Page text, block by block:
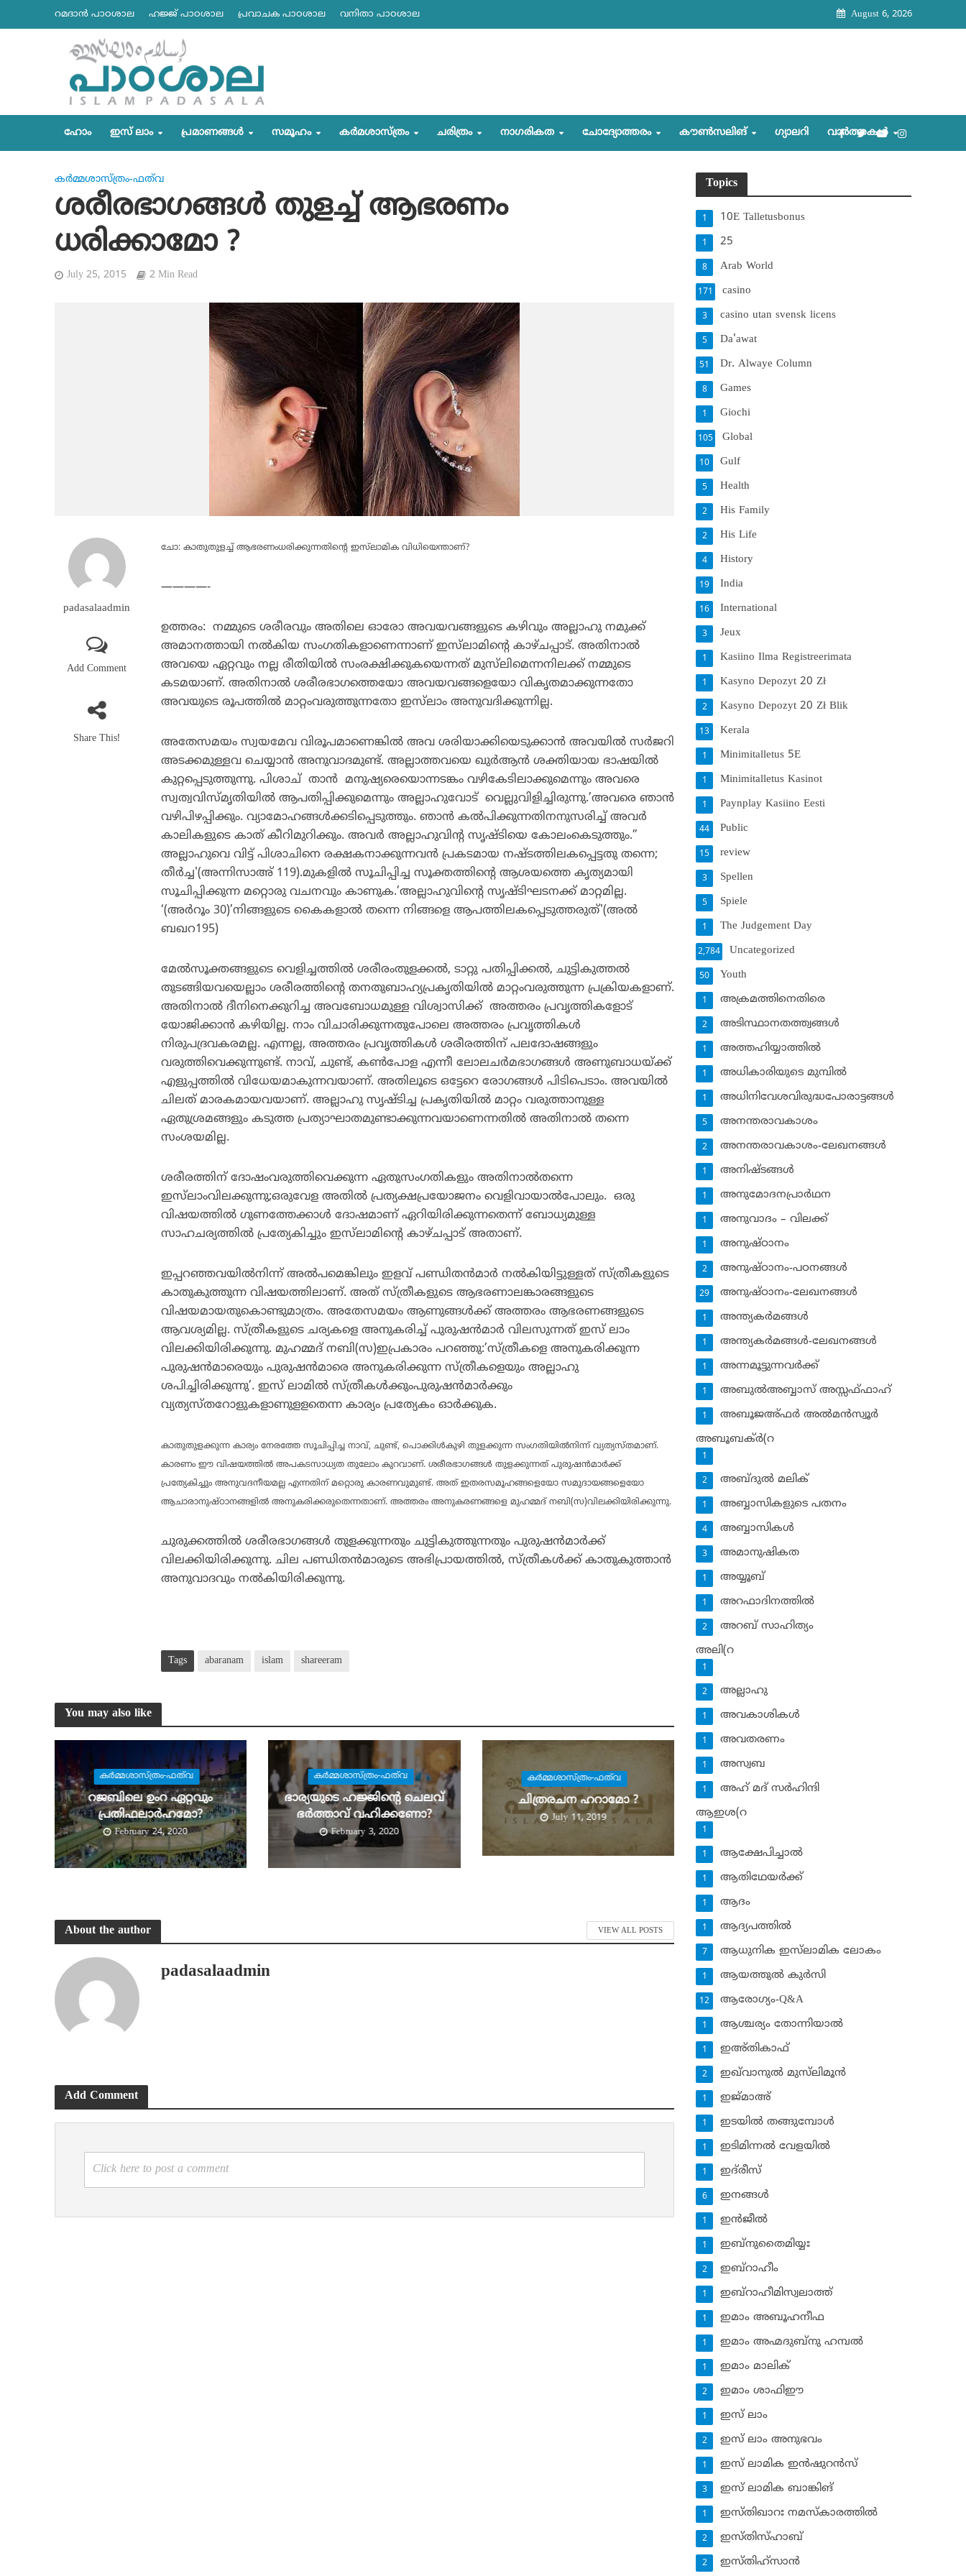
റമദാന്‍ പാഠശാല ഹജ്ജ് പാഠശാല പ്രവാചക പാഠശാല വനിതാ പാഠശാല August 6, 2026
ഹോം ഇസ് ലാം പ്രമാണങ്ങള്‍ സമൂഹം കര്‍മശാസ്ത്രം ചരിത്രം നാഗരികത ചോദ്യോത്തരം കൗണ്‍സലിങ്‌ ഗ്യാലറി വാര്‍ത്തകള്‍
കര്‍മ്മശാസ്ത്രം-ഫത്‌വ
ശരീരഭാഗങ്ങള്‍ തുളച്ച് ആഭരണം
ധരിക്കാമോ ?
July 25, 2015 2 Min Read
padasalaadmin
Add Comment
Share This!
ചോ: കാതുതുളച്ച് ആഭരണംധരിക്കുന്നതിന്റെ ഇസ്‌ലാമിക വിധിയെന്താണ്?
————-
ഉത്തരം: നമ്മുടെ ശരീരവും അതിലെ ഓരോ അവയവങ്ങളുടെ കഴിവും അല്ലാഹു നമുക്ക്
അമാനത്തായി നല്‍കിയ സംഗതികളാണെന്നാണ് ഇസ്‌ലാമിന്റെ കാഴ്ചപ്പാട്. അതിനാല്‍
അവയെ ഏറ്റവും നല്ല രീതിയില്‍ സംരക്ഷിക്കുകയെന്നത് മുസ്‌ലിമെന്നനിലക്ക് നമ്മുടെ
കടമയാണ്. അതിനാല്‍ ശരീരഭാഗത്തെയോ അവയവങ്ങളെയോ വികൃതമാക്കുന്നതോ
അവയുടെ രൂപത്തില്‍ മാറ്റംവരുത്തുന്നതോ ഇസ്‌ലാം അനുവദിക്കുന്നില്ല.
അതേസമയം സ്വയമേവ വിരൂപമാണെങ്കില്‍ അവ ശരിയാക്കിയെടുക്കാന്‍ അവയില്‍ സര്‍ജറി
അടക്കമുള്ളവ ചെയ്യാന്‍ അനുവാദമുണ്ട്. അല്ലാത്തവയെ ഖുര്‍ആന്‍ ശക്തിയായ ഭാഷയില്‍
കുറ്റപ്പെടുത്തുന്നു. പിശാച് താന്‍ മനുഷ്യരെയൊന്നടങ്കം വഴികേടിലാക്കുമെന്നും അവരെ
സ്വത്വവിസ്മൃതിയില്‍ ആപതിപ്പിക്കുമെന്നും അല്ലാഹുവോട് വെല്ലുവിളിച്ചിരുന്നു.’അവരെ ഞാന്‍
വഴിപിഴപ്പിക്കും. വ്യാമോഹങ്ങള്‍ക്കടിപ്പെടുത്തും. ഞാന്‍ കല്‍പിക്കുന്നതിനനുസരിച്ച് അവര്‍
കാലികളുടെ കാത് കീറിമുറിക്കും. അവര്‍ അല്ലാഹുവിന്റ സൃഷ്ടിയെ കോലംകെടുത്തും.”
അല്ലാഹുവെ വിട്ട് പിശാചിനെ രക്ഷകനാക്കുന്നവന്‍ പ്രകടമായ നഷ്ടത്തിലകപ്പെട്ടതു തന്നെ;
തീര്‍ച്ച'(അന്നിസാഅ് 119).മുകളില്‍ സൂചിപ്പിച്ച സൂക്തത്തിന്റെ ആശയത്തെ കൃത്യമായി
സൂചിപ്പിക്കുന്ന മറ്റൊരു വചനവും കാണുക.’അല്ലാഹുവിന്റെ സൃഷ്ടിഘടനക്ക് മാറ്റമില്ല.
‘(അര്‍റൂം 30)’നിങ്ങളുടെ കൈകളാല്‍ തന്നെ നിങ്ങളെ ആപത്തിലകപ്പെടുത്തരുത്'(അല്‍
ബഖറ195)
മേല്‍സൂക്തങ്ങളുടെ വെളിച്ചത്തില്‍ ശരീരംതുളക്കല്‍, ടാറ്റു പതിപ്പിക്കല്‍, ചുട്ടികുത്തല്‍
തുടങ്ങിയവയെല്ലാം ശരീരത്തിന്റെ തനതുബാഹ്യപ്രകൃതിയില്‍ മാറ്റംവരുത്തുന്ന പ്രക്രിയകളാണ്.
അതിനാല്‍ ദീനിനെക്കുറിച്ച അവബോധമുള്ള വിശ്വാസിക്ക് അത്തരം പ്രവൃത്തികളോട്
യോജിക്കാന്‍ കഴിയില്ല. നാം വിചാരിക്കുന്നതുപോലെ അത്തരം പ്രവൃത്തികള്‍
നിരുപദ്രവകരമല്ല. എന്നല്ല, അത്തരം പ്രവൃത്തികള്‍ ശരീരത്തിന് പലദോഷങ്ങളും
വരുത്തിവെക്കുന്നുണ്ട്. നാവ്, ചുണ്ട്, കണ്‍പോള എന്നീ ലോലചര്‍മഭാഗങ്ങള്‍ അണുബാധയ്ക്ക്
എളുപ്പത്തില്‍ വിധേയമാകുന്നവയാണ്. അതിലൂടെ ഒട്ടേറെ രോഗങ്ങള്‍ പിടിപെടാം. അവയില്‍
ചിലത് മാരകമായവയാണ്. അല്ലാഹു സൃഷ്ടിച്ച പ്രകൃതിയില്‍ മാറ്റം വരുത്താനുള്ള
ഏതുശ്രമങ്ങളും കടുത്ത പ്രത്യാഘാതമുണ്ടാക്കുന്നവയാണെന്നതില്‍ അതിനാല്‍ തന്നെ
സംശയമില്ല.
ശരീരത്തിന് ദോഷംവരുത്തിവെക്കുന്ന ഏതുസംഗതികളും അതിനാല്‍തന്നെ
ഇസ്‌ലാംവിലക്കുന്നു;ഒരുവേള അതില്‍ പ്രത്യക്ഷപ്രയോജനം വെളിവായാല്‍പോലും. ഒരു
വിഷയത്തില്‍ ഗുണത്തേക്കാള്‍ ദോഷമാണ് ഏറിയിരിക്കുന്നതെന്ന് ബോധ്യമുള്ള
സാഹചര്യത്തില്‍ പ്രത്യേകിച്ചും ഇസ്‌ലാമിന്റെ കാഴ്ചപ്പാട് അതാണ്.
ഇപ്പറഞ്ഞവയില്‍നിന്ന് അല്‍പമെങ്കിലും ഇളവ് പണ്ഡിതന്‍മാര്‍ നല്‍കിയിട്ടുള്ളത് സ്ത്രീകളുടെ
കാതുകുത്തുന്ന വിഷയത്തിലാണ്. അത് സ്ത്രീകളുടെ ആഭരണാലങ്കാരങ്ങളുടെ
വിഷയമായതുകൊണ്ടുമാത്രം. അതേസമയം ആണുങ്ങള്‍ക്ക് അത്തരം ആഭരണങ്ങളുടെ
ആവശ്യമില്ല. സ്ത്രീകളുടെ ചര്യകളെ അനുകരിച്ച് പുരുഷന്‍മാര്‍ വിലസുന്നത് ഇസ് ലാം
വിലക്കിയിരിക്കുന്നു. മുഹമ്മദ് നബി(സ)ഇപ്രകാരം പറഞ്ഞു:’സ്ത്രീകളെ അനുകരിക്കുന്ന
പുരുഷന്‍മാരെയും പുരുഷന്‍മാരെ അനുകരിക്കുന്ന സ്ത്രീകളെയും അല്ലാഹു
ശപിച്ചിരിക്കുന്നു’. ഇസ് ലാമില്‍ സ്ത്രീകള്‍ക്കുംപുരുഷന്‍മാര്‍ക്കും
വ്യത്യസ്തറോളുകളാണുളളതെന്ന കാര്യം പ്രത്യേകം ഓര്‍ക്കുക.
കാതുതുളക്കുന്ന കാര്യം നേരത്തേ സൂചിപ്പിച്ച നാവ്, ചുണ്ട്, പൊക്കിള്‍കുഴി തുളക്കുന്ന സംഗതിയില്‍നിന്ന് വ്യത്യസ്തമാണ്.
കാരണം ഈ വിഷയത്തില്‍ അപകടസാധ്യത തുലോം കുറവാണ്.ശരീരഭാഗങ്ങള്‍ തുളക്കുന്നത് പുരുഷന്‍മാര്‍ക്ക്
പ്രത്യേകിച്ചും അനുവദനീയമല്ല എന്നതിന് മറ്റൊരു കാരണവുമുണ്ട്. അത് ഇതരസമൂഹങ്ങളെയോ സമുദായങ്ങളെയോ
ആചാരാനുഷ്ഠാനങ്ങളില്‍ അനുകരിക്കരുതെന്നതാണ്. അത്തരം അനുകരണങ്ങളെ മുഹമ്മദ് നബി(സ)വിലക്കിയിരിക്കുന്നു.
ചുരുക്കത്തില്‍ ശരീരഭാഗങ്ങള്‍ തുളക്കുന്നതും ചുട്ടികുത്തുന്നതും പുരുഷന്‍മാര്‍ക്ക്
വിലക്കിയിരിക്കുന്നു. ചില പണ്ഡിതന്‍മാരുടെ അഭിപ്രായത്തില്‍, സ്ത്രീകള്‍ക്ക് കാതുകുത്താന്‍
അനുവാദവും നല്‍കിയിരിക്കുന്നു.
Tags abaranam islam shareeram
You may also like
കര്‍മ്മശാസ്ത്രം-ഫത്‌വ
റജബിലെ ഉംറ ഏറ്റവും
പ്രതിഫലാര്‍ഹമോ?
February 24, 2020
കര്‍മ്മശാസ്ത്രം-ഫത്‌വ
ഭാര്യയുടെ ഹജ്ജിന്റെ ചെലവ്
ഭര്‍ത്താവ് വഹിക്കണോ?
February 3, 2020
കര്‍മ്മശാസ്ത്രം-ഫത്‌വ
ചിത്രരചന ഹറാമോ ?
July 11, 2019
About the author VIEW ALL POSTS
padasalaadmin
Add Comment
Click here to post a comment
Topics
10E Talletusbonus
1
25
1
Arab World
8
casino
171
casino utan svensk licens
3
Da'awat
5
Dr. Alwaye Column
51
Games
8
Giochi
1
Global
105
Gulf
10
Health
5
His Family
2
His Life
2
History
4
India
19
International
16
Jeux
3
Kasiino Ilma Registreerimata
1
Kasyno Depozyt 20 Zł
1
Kasyno Depozyt 20 Zł Blik
2
Kerala
13
Minimitalletus 5E
1
Minimitalletus Kasinot
1
Paynplay Kasiino Eesti
1
Public
44
review
15
Spellen
3
Spiele
5
The Judgement Day
1
Uncategorized
2,784
Youth
50
അക്രമത്തിനെതിരെ
1
അടിസ്ഥാനതത്ത്വങ്ങള്‍
2
അത്തഹിയ്യാത്തില്‍
1
അധികാരിയുടെ മുമ്പില്‍
1
അധിനിവേശവിരുദ്ധപോരാട്ടങ്ങള്‍
1
അനന്തരാവകാശം
5
അനന്തരാവകാശം-ലേഖനങ്ങള്‍
2
അനിഷ്ടങ്ങള്‍
1
അനുമോദനപ്രാര്‍ഥന
1
അനുവാദം – വിലക്ക്‌
1
അനുഷ്ഠാനം
1
അനുഷ്ഠാനം-പഠനങ്ങള്‍
2
അനുഷ്ഠാനം-ലേഖനങ്ങള്‍
29
അന്ത്യകര്‍മങ്ങള്‍
1
അന്ത്യകര്‍മങ്ങള്‍-ലേഖനങ്ങള്‍
1
അന്നമൂട്ടുന്നവര്‍ക്ക്
1
അബുല്‍അബ്ബാസ് അസ്സഫ്ഫാഹ്‌
1
അബൂജഅ്ഫര്‍ അല്‍മന്‍സ്വൂര്‍
1
അബൂബക്ര്‍(റ
1
അബ്ദുല്‍ മലിക്‌
2
അബ്ബാസികളുടെ പതനം
1
അബ്ബാസികള്‍
4
അമാനുഷികത
3
അയ്യൂബ്‌
1
അറഫാദിനത്തില്‍
1
അറബ് സാഹിത്യം
2
അലി(റ
1
അല്ലാഹു
2
അവകാശികള്‍
1
അവതരണം
1
അസ്വബ
1
അഹ് മദ് സര്‍ഹിന്ദി
1
ആഇശ(റ
1
ആക്ഷേപിച്ചാല്‍
1
ആതിഥേയര്‍ക്ക്
1
ആദം
1
ആദ്യപത്തില്‍
1
ആധുനിക ഇസ്‌ലാമിക ലോകം
7
ആയത്തുല്‍ കുര്‍സി
1
ആരോഗ്യം-Q&A
12
ആശ്ചര്യം തോന്നിയാല്‍
1
ഇഅ്തികാഫ്‌
1
ഇഖ്‌വാനുല്‍ മുസ്‌ലിമൂന്‍
2
ഇജ്മാഅ്
1
ഇടയില്‍ തങ്ങുമ്പോള്‍
1
ഇടിമിന്നല്‍ വേളയില്‍
1
ഇദ്‌രീസ്‌
1
ഇനങ്ങള്‍
6
ഇന്‍ജീല്‍
1
ഇബ്‌നുതൈമിയ്യഃ
1
ഇബ്‌റാഹീം
2
ഇബ്‌റാഹീമിസ്വലാത്ത്
1
ഇമാം അബൂഹനീഫ
1
ഇമാം അഹ്മദുബ്‌നു ഹമ്പല്‍
1
ഇമാം മാലിക്
1
ഇമാം ശാഫിഈ
2
ഇസ് ലാം
1
ഇസ് ലാം അനുഭവം
2
ഇസ് ലാമിക ഇന്‍ഷുറന്‍സ്‌
1
ഇസ് ലാമിക ബാങ്കിങ്‌
3
ഇസ്തിഖാറഃ നമസ്‌കാരത്തില്‍
1
ഇസ്തിസ്ഹാബ്
2
ഇസ്തിഹ്‌സാന്‍
2